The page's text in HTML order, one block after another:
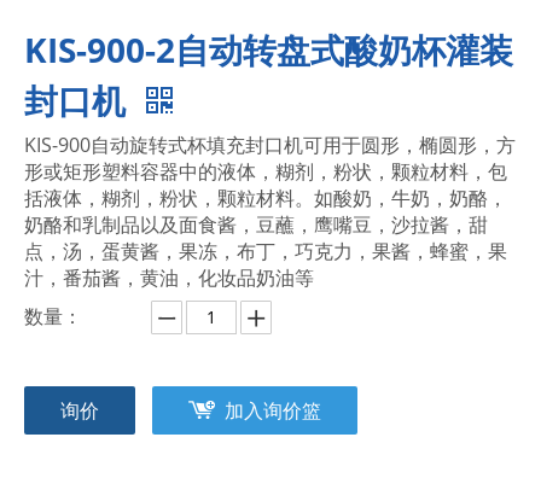
KIS-900-2自动转盘式酸奶杯灌装
封口机
KIS-900自动旋转式杯填充封口机可用于圆形，椭圆形，方
形或矩形塑料容器中的液体，糊剂，粉状，颗粒材料，包
括液体，糊剂，粉状，颗粒材料。如酸奶，牛奶，奶酪，
奶酪和乳制品以及面食酱，豆蘸，鹰嘴豆，沙拉酱，甜
点，汤，蛋黄酱，果冻，布丁，巧克力，果酱，蜂蜜，果
汁，番茄酱，黄油，化妆品奶油等
数量：
询价 加入询价篮